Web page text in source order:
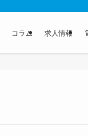
コラム 求人情報